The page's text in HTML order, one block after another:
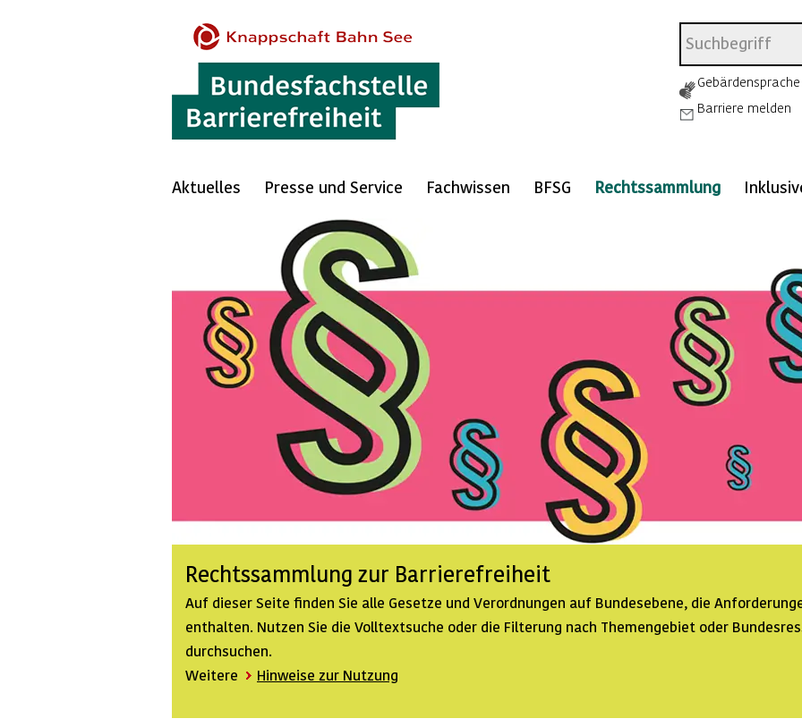
Gebärdensprache
Barriere melden
Aktuelles Presse und Service Fachwissen BFSG Rechtssammlung
Rechtssammlung zur Barrierefreiheit
Auf dieser Seite finden Sie alle Gesetze und Verordnungen auf Bundesebene, die
enthalten. Nutzen Sie die Volltextsuche oder die Filterung nach Themengebiet oder
durchsuchen.
Weitere
Hinweise zur Nutzung